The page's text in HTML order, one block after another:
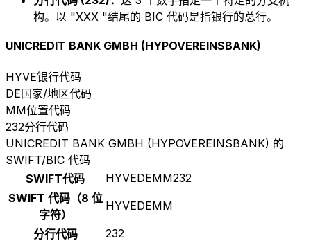
构。以 "XXX "结尾的 BIC 代码是指银行的总行。
UNICREDIT BANK GMBH (HYPOVEREINSBANK)
HYVE银行代码
DE国家/地区代码
MM位置代码
232分行代码
UNICREDIT BANK GMBH (HYPOVEREINSBANK) 的
SWIFT/BIC 代码
SWIFT代码
HYVEDEMM232
SWIFT 代码（8 位
字符）
HYVEDEMM
分行代码
232